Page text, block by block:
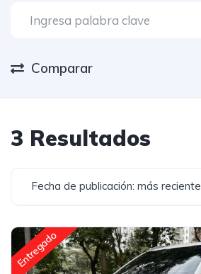
Comparar
3 Resultados
Fecha de publicación: más reciente
Entregado